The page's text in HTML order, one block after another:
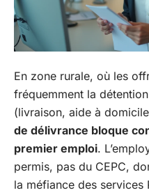
En zone rurale, où les
fréquemment la
(livraison, aide à
de délivrance bloque
premier emploi.
permis, pas du CEPC,
la méfiance des services